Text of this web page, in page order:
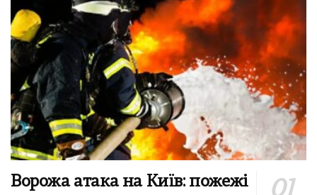
Ворожа атака на Київ: пожежі